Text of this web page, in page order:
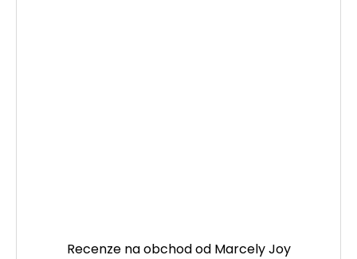
Recenze na obchod od Marcely Joy